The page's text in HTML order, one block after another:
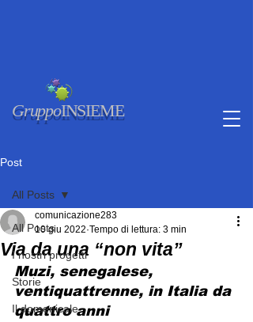
GruppoINSIEME
Post
All Posts
I nostri progetti
Storie
Il domenicale
All Posts
Via da una “non vita”
comunicazione283
10 giu 2022 Tempo di lettura: 3 min
Muzi, senegalese,
ventiquattrenne, in Italia da
quattro anni